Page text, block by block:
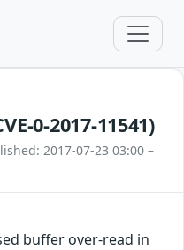
0-2017-11541)
2017-07-23 03:00 –
buffer over-read in